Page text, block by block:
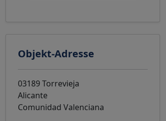
Objekt-Adresse
03189 Torrevieja
Alicante
Comunidad Valenciana